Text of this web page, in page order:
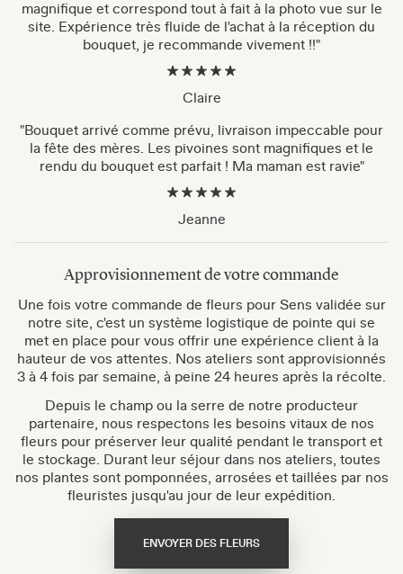
magnifique et correspond tout à fait à la photo vue sur le
site. Expérience très fluide de l'achat à la réception du
bouquet, je recommande vivement !!"
Claire
"Bouquet arrivé comme prévu, livraison impeccable pour
la fête des mères. Les pivoines sont magnifiques et le
rendu du bouquet est parfait ! Ma maman est ravie"
Jeanne
Approvisionnement de votre commande
Une fois votre commande de fleurs pour Sens validée sur
notre site, c'est un système logistique de pointe qui se
met en place pour vous offrir une expérience client à la
hauteur de vos attentes. Nos ateliers sont approvisionnés
3 à 4 fois par semaine, à peine 24 heures après la récolte.
Depuis le champ ou la serre de notre producteur
partenaire, nous respectons les besoins vitaux de nos
fleurs pour préserver leur qualité pendant le transport et
le stockage. Durant leur séjour dans nos ateliers, toutes
nos plantes sont pomponnées, arrosées et taillées par nos
fleuristes jusqu'au jour de leur expédition.
ENVOYER DES FLEURS